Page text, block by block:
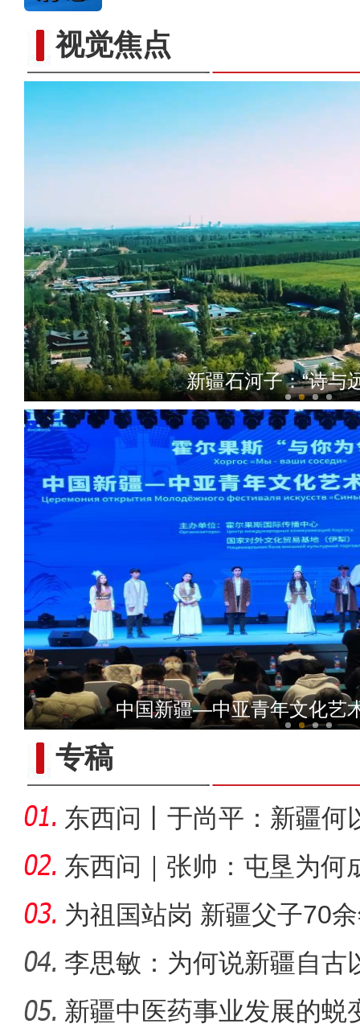
视觉焦点
新疆石河子：“诗与
侨乡故事 | 阿迪拉：我的十
侨乡故事 | 艾斯提拉：把新
中国新疆—中亚青年文化艺
专稿
东西问丨于尚平：新疆何
局？
东西问｜张帅：屯垦为何
千年良
为祖国站岗 新疆父子70
李思敏：为何说新疆自古
可分割
新疆中医药事业发展的蜕